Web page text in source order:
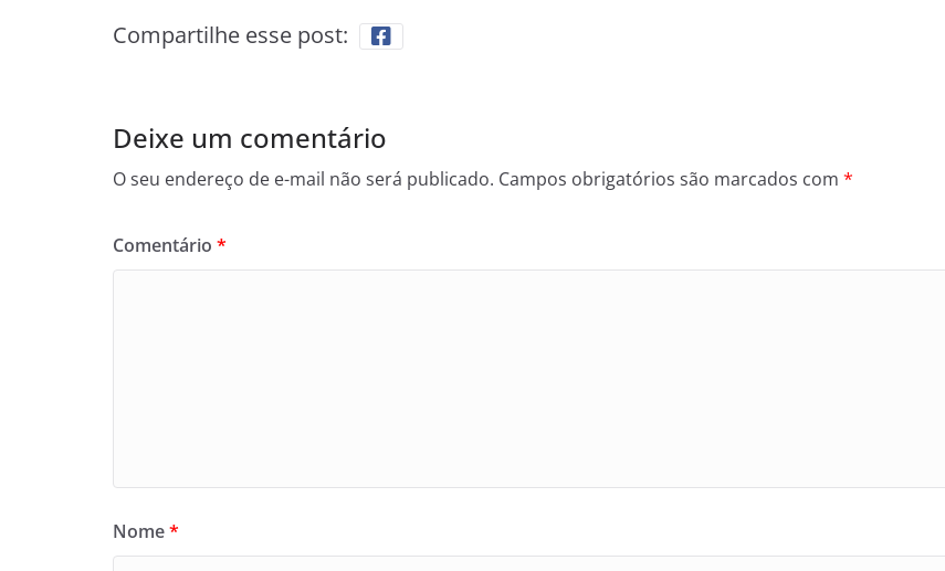
Compartilhe esse post:
Deixe um comentário
O seu endereço de e-mail não será publicado. Campos obrigatórios são marcados com *
Comentário *
Nome*